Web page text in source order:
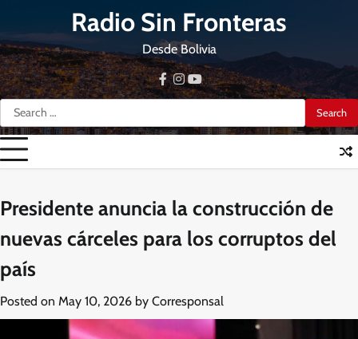
content
Radio Sin Fronteras
Desde Bolivia
Search
for:
facebook
instagram
youtube
Presidente anuncia la construcción de
nuevas cárceles para los corruptos del
país
Posted on May 10, 2026 by Corresponsal